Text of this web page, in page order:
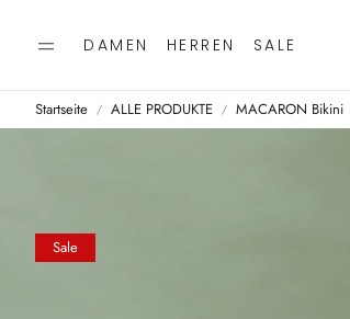
DAMEN HERREN SALE
Startseite ALLE PRODUKTE MACARON Bikini
Sale